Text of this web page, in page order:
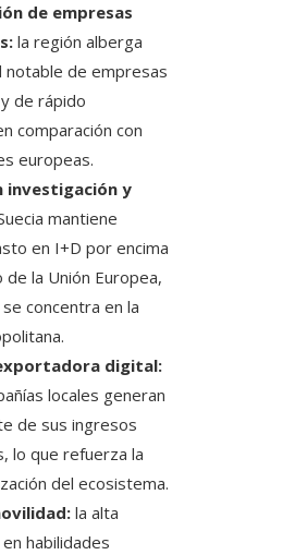
de empresas
la región alberga
notable de empresas
de rápido
comparación con
europeas.
investigación y
mantiene
en I+D por encima
la Unión Europea,
concentra en la
digital:
locales generan
de sus ingresos
lo que refuerza la
del ecosistema.
la alta
habilidades